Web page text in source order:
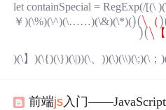
let containSpecial = RegExp(/[(\
￥)(\%)(\^)(\……)(\&)(\*)()(\ （)
)( \（) (
)(\ 【
)( \【
)(\】)(\{)(\})(\|))(\、))(\)(\\)(\;)(\；
前端js入门